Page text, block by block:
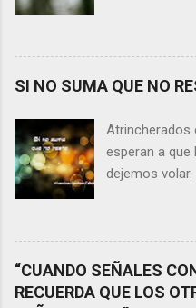
razones
alejan tan
nuestras
Por otra
algún
por causa de
“ninguna
las merezca
SI NO SUMA QUE NO
Atrincherados
esperan a que
dejemos
indecisión, o
claridad el
no suma que
entran en
que en
“CUANDO SEÑALES
RECUERDA QUE LOS